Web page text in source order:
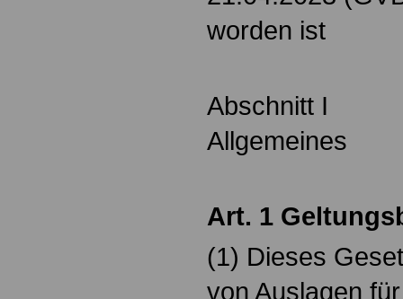
worden ist
Abschnitt I
Allgemeines
Art. 1
(1) Dieses
von Auslagen